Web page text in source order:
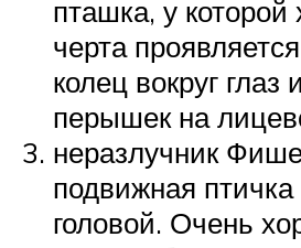
пташка, у которой
черта
колец вокруг
перышек на
неразлучник
подвижная
головой. Очень